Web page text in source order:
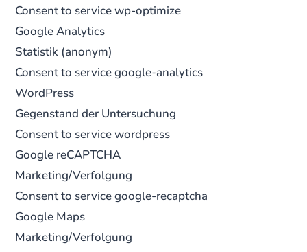
Consent to service wp-optimize
Google Analytics
Statistik (anonym)
Consent to service google-analytics
WordPress
Gegenstand der Untersuchung
Consent to service wordpress
Google reCAPTCHA
Marketing/Verfolgung
Consent to service google-recaptcha
Google Maps
Marketing/Verfolgung